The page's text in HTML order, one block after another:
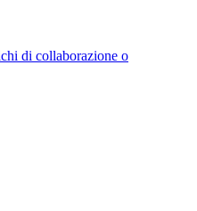
di collaborazione o